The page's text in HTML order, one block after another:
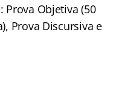
Objetiva (50
Prova Discursiva e